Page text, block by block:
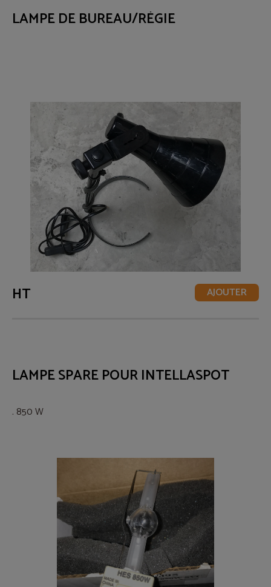
LAMPE DE BUREAU/RÉGIE
HT AJOUTER
LAMPE SPARE POUR INTELLASPOT
. 850 W